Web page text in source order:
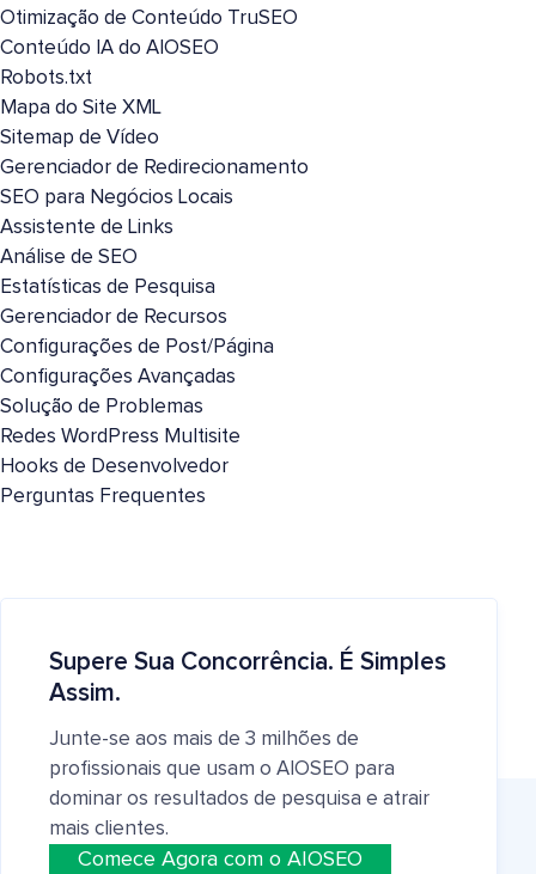
Otimização de Conteúdo TruSEO
Conteúdo IA do AIOSEO
Robots.txt
Mapa do Site XML
Sitemap de Vídeo
Gerenciador de Redirecionamento
SEO para Negócios Locais
Assistente de Links
Análise de SEO
Estatísticas de Pesquisa
Gerenciador de Recursos
Configurações de Post/Página
Configurações Avançadas
Solução de Problemas
Redes WordPress Multisite
Hooks de Desenvolvedor
Perguntas Frequentes
Supere Sua Concorrência. É Simples
Assim.
Junte-se aos mais de 3 milhões de
profissionais que usam o AIOSEO para
dominar os resultados de pesquisa e atrair
mais clientes.
Comece Agora com o AIOSEO